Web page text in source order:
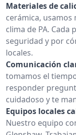
Materiales de
cerámica,
clima de PA.
seguridad y por
locales.
Comunicación
tomamos el
responder
cuidadoso y te
Equipos locales
Nuestro equipo